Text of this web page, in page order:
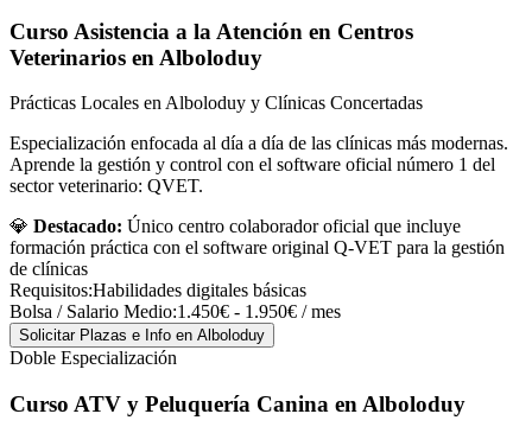
Curso Asistencia a la Atención en Centros
Veterinarios en Alboloduy
Prácticas Locales en Alboloduy y Clínicas Concertadas
Especialización enfocada al día a día de las clínicas más modernas.
Aprende la gestión y control con el software oficial número 1 del
sector veterinario: QVET.
💎 Destacado: Único centro colaborador oficial que incluye
formación práctica con el software original Q-VET para la gestión
de clínicas
Requisitos:Habilidades digitales básicas
Bolsa / Salario Medio:1.450€ - 1.950€ / mes
Solicitar Plazas e Info en Alboloduy
Doble Especialización
Curso ATV y Peluquería Canina en Alboloduy